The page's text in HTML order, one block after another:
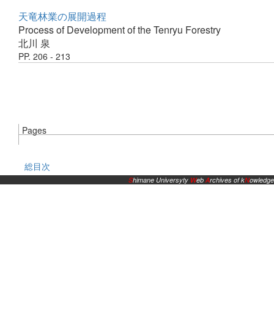
天竜林業の展開過程
Process of Development of the Tenryu Forestry
北川 泉
PP. 206 - 213
Pages
総目次
Shimane Universyty WebArchives of kNowledge